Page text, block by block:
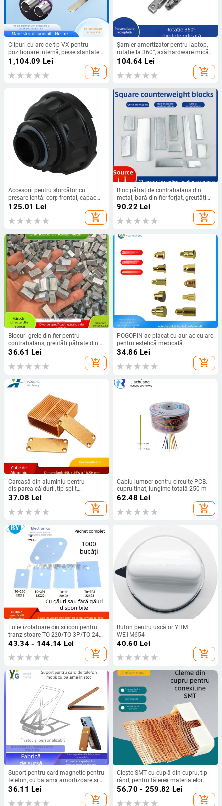
Clipuri cu arc de tip VX pentru
poziționare internă, piese ștanțate
din oțel inoxidabil pentru
componente electronice
1,104.09 Lei
add_shopping_cart
Șarnier amortizator pentru laptop,
rotație la 360°, axă hardware mică
352-1
104.64 Lei
add_shopping_cart
Accesorii pentru storcător cu
presare lentă: corp frontal, capac
frontal și piese interne
125.01 Lei
add_shopping_cart
Bloc pătrat de contrabalans din
metal, bară din fier forjat, greutăți
mici din fier pentru jucării
90.22 Lei
add_shopping_cart
Blocuri grele din fier pentru
contrabalans, greutăți pătrate din
fier, bază pentru suport de telefon și
36.61 Lei
add_shopping_cart
POGOPIN ac placat cu aur ac cu arc
pentru estetică medicală
34.86 Lei
add_shopping_cart
Carcasă din aluminiu pentru
disiparea căldurii, tip split,
45×45×18,5 mm, carcasă PCB
aluminiu auriu pentru amplificator
37.08 Lei
add_shopping_cart
Cablu jumper pentru circuite PCB,
cupru tinat, lungime totală 250 m
62.48 Lei
add_shopping_cart
Folie izolatoare din silicon pentru
tranzistoare TO-220/TO-3P/TO-247
și MOSFET
43.34 - 144.14 Lei
add_shopping_cart
Buton pentru uscător YHM
WE1M654
40.60 Lei
add_shopping_cart
Suport pentru card magnetic pentru
telefon, cu balama amortizoare și
balama rotativă de 170°, suport
36.11 Lei
add_shopping_cart
Clește SMT cu cuplă din cupru, tip
rând, pentru tăierea materialelor
electronice
56.70 - 259.82 Lei
add_shopping_cart